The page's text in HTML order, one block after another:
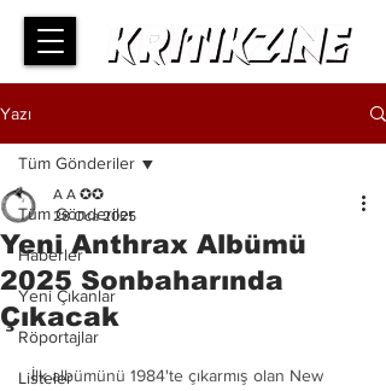
Yazı
Tüm Gönderiler
Haberler
Yeni Çıkanlar
Röportajlar
Listeler
Tüm Gönderiler
Yeni Anthrax Albümü
2025 Sonbaharında
Çıkacak
A A ✪✪
28 Oca 2025
İlk albümünü 1984'te çıkarmış olan New